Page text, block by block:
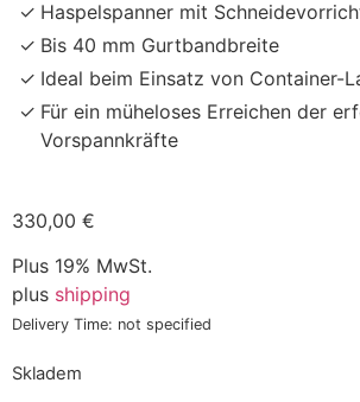
Haspelspanner mit
Bis 40 mm Gurtbandbreite
Ideal beim Einsatz von Container-
Für ein müheloses Erreichen der
Vorspannkräfte
330,00 €
Plus 19% MwSt.
plus shipping
Delivery Time: not specified
Skladem